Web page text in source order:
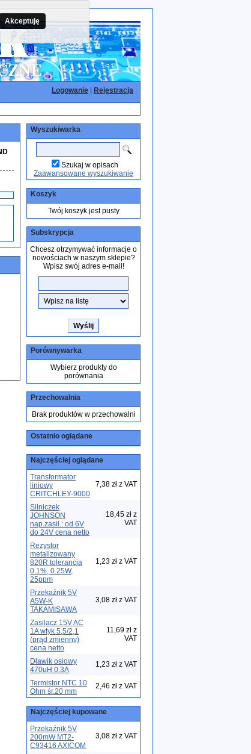
Logowanie Rejestracja
Wyszukiwarka
Szukaj w opisach
Zaawansowane wyszukiwanie
Koszyk
Twój koszyk jest pusty
Subskrypcja
Chcesz otrzymywać informacje o
nowościach w naszym sklepie?
Wpisz swój adres e-mail!
Porównywarka
Wybierz produkty do
porównania
Przechowalnia
Brak produktów w przechowalni
Ostatnio oglądane
Najczęściej oglądane
Transformator
liniowy
CRITCHLEY-9000
7,38 zł z VAT
Silniczek
JOHNSON
nap.zasil.: od 6V
do 24V cena netto
18,45 zł z
VAT
Rezystor
metalizowany
820R tolerancja
0.1%, 0.25W,
25ppm
1,23 zł z VAT
Przekaźnik 5V
A5W-K
TAKAMISAWA
3,08 zł z VAT
Zasilacz 15V AC
1A wtyk 5,5/2,1
(prąd zmienny)
cena netto
11,69 zł z
VAT
Dławik osiowy
470uH 0.3A
1,23 zł z VAT
Termistor NTC 10
Ohm śr.20 mm
2,46 zł z VAT
Najczęściej kupowane
Przekaźnik 5V
200mW MT2-
C93416 AXICOM
3,08 zł z VAT
Akceptuję